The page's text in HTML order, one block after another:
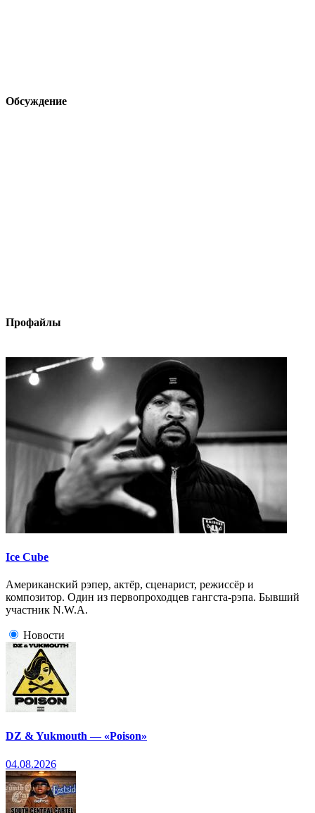
Обсуждение
Профайлы
Ice Cube
Американский рэпер, актёр, сценарист, режиссёр и
композитор. Один из первопроходцев гангста-рэпа. Бывший
участник N.W.A.
Новости
DZ & Yukmouth — «Poison»
04.08.2026